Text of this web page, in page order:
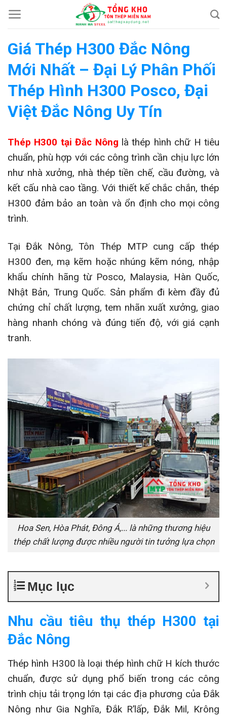
Chuyển
đến
dung
Giá Thép H300 Đắc Nông
Mới Nhất – Đại Lý Phân Phối
Thép Hình H300 Posco, Đại
Việt Đắc Nông Uy Tín
Thép H300 tại Đắc Nông là thép hình chữ H tiêu
chuẩn, phù hợp với các công trình cần chịu lực lớn
như nhà xưởng, nhà thép tiền chế, cầu đường, và
kết cấu nhà cao tầng. Với thiết kế chắc chắn, thép
H300 đảm bảo an toàn và ổn định cho mọi công
trình.
Tại Đắk Nông, Tôn Thép MTP cung cấp thép
H300 đen, mạ kẽm hoặc nhúng kẽm nóng, nhập
khẩu chính hãng từ Posco, Malaysia, Hàn Quốc,
Nhật Bản, Trung Quốc. Sản phẩm đi kèm đầy đủ
chứng chỉ chất lượng, tem nhãn xuất xưởng, giao
hàng nhanh chóng và đúng tiến độ, với giá cạnh
tranh.
Hoa Sen, Hòa Phát, Đông Á,... là những thương hiệu
thép chất lượng được nhiều người tin tưởng lựa chọn
Mục lục
Nhu cầu tiêu thụ thép H300 tại
Đắc Nông
Thép hình H300 là loại thép hình chữ H kích thước
chuẩn, được sử dụng phổ biến trong các công
trình chịu tải trọng lớn tại các địa phương của Đắk
Nông như Gia Nghĩa, Đắk R’lấp, Đắk Mil, Krông